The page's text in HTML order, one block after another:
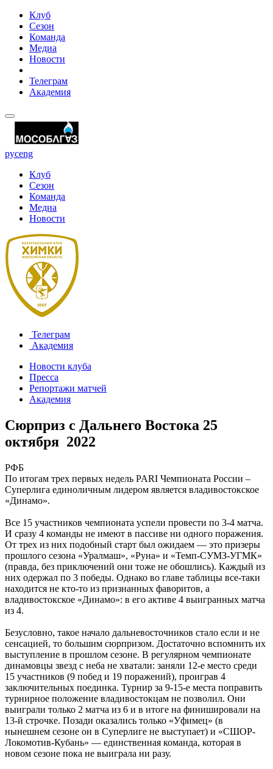
Клуб
Сезон
Команда
Медиа
Новости
Телеграм
Академия
русeng
Клуб
Сезон
Команда
Медиа
Новости
Телеграм
Академия
Новости клуба
Пресса
Репортажи матчей
Академия
Сюрприз с Дальнего Востока 25
октября 2022
РФБ
По итогам трех первых недель PARI Чемпионата России –
Суперлига единоличным лидером является владивостокское
«Динамо».
Все 15 участников чемпионата успели провести по 3-4 матча.
И сразу 4 команды не имеют в пассиве ни одного поражения.
От трех из них подобный старт был ожидаем — это призеры
прошлого сезона «Уралмаш», «Руна» и «Темп-СУМЗ-УГМК»
(правда, без приключений они тоже не обошлись). Каждый из
них одержал по 3 победы. Однако во главе таблицы все-таки
находится не кто-то из признанных фаворитов, а
владивостокское «Динамо»: в его активе 4 выигранных матча
из 4.
Безусловно, такое начало дальневосточников стало если и не
сенсацией, то большим сюрпризом. Достаточно вспомнить их
выступление в прошлом сезоне. В регулярном чемпионате
динамовцы звезд с неба не хватали: заняли 12-е место среди
15 участников (9 побед и 19 поражений), проиграв 4
заключительных поединка. Турнир за 9-15-е места поправить
турнирное положение владивостокцам не позволил. Они
выиграли только 2 матча из 6 и в итоге на финишировали на
13-й строчке. Позади оказались только «Уфимец» (в
нынешнем сезоне он в Суперлиге не выступает) и «СШОР-
Локомотив-Кубань» — единственная команда, которая в
новом сезоне пока не выиграла ни разу.